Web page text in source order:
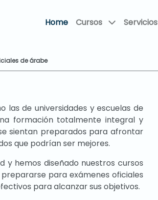
Home Cursos Servicios
de árabe
las de universidades y escuelas de
formación totalmente integral y
sientan preparados para afrontar
que podrían ser mejores.
y hemos diseñado nuestros cursos
para exámenes oficiales
para alcanzar sus objetivos.